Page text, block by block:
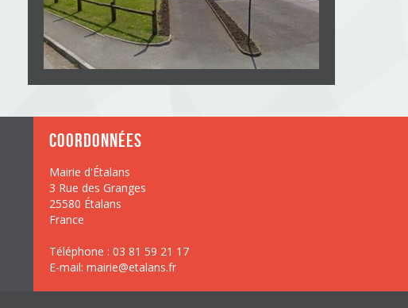
Coordonnées
Mairie d'Étalans
3 Rue des Granges
25580 Étalans
France
Téléphone : 03 81 59 21 17
E-mail: mairie@etalans.fr